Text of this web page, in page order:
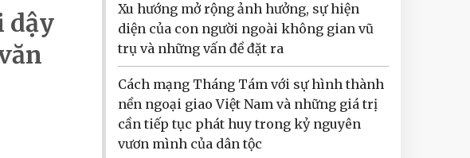
dậy
Xu hướng mở rộng ảnh hưởng, sự hiện
diện của con người ngoài không gian vũ
trụ và những vấn đề đặt ra
Cách mạng Tháng Tám với sự hình thành
nền ngoại giao Việt Nam và những giá trị
cần tiếp tục phát huy trong kỷ nguyên
vươn mình của dân tộc